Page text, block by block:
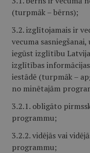
(turpmāk – bērns);
3.2. izglītojamais ir
vecuma
iegūst izglītību
izglītības
iestādē (turpmāk –
no minētajām
3.2.1. obligāto
programmu;
3.2.2. vidējās vai
programmu;